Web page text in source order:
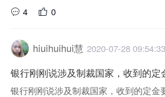
4
0
hiuihuihui慧 2020-07-28 09:54:33
银行刚刚说涉及制裁国家，收到的定
银行刚刚说涉及制裁国家，收到的定金